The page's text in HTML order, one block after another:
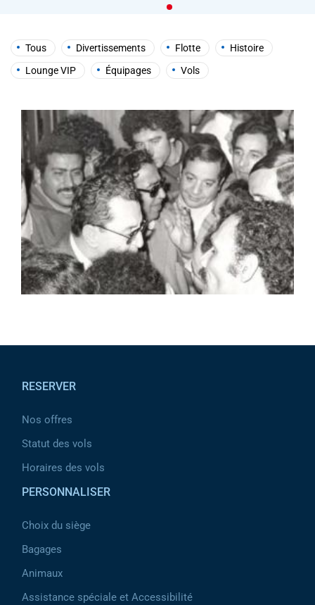
and
interact
with
the
content.
Tous Divertissements Flotte
Histoire
Lounge VIP
Équipages Vols
RESERVER
Nos offres
Statut des vols
Horaires des vols
PERSONNALISER
Choix du siège
Bagages
Animaux
Assistance spéciale et Accessibilité